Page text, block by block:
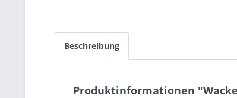
Beschreibung
Produktinformationen